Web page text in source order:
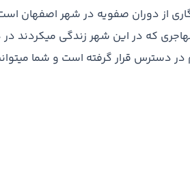
از دوران صفویه در شهر اصفهان
مهاجری که در این شهر زندگی
در دسترس قرار گرفته است و شما